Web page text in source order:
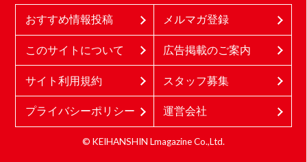
おすすめ情報投稿 メルマガ登録
このサイトについて 広告掲載のご案内
サイト利用規約 スタッフ募集
プライバシーポリシー 運営会社
© KEIHANSHIN Lmagazine Co.,Ltd.